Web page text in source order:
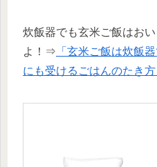
炊飯器でも玄米ご飯はお
よ！⇒ 「玄米ご飯は炊飯
にも受けるごはんのたき方